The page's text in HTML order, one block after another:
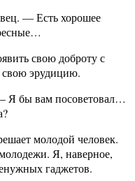
— Есть хорошее
свою доброту с
свою эрудицию.
бы вам посоветовал…
молодой человек.
Я, наверное,
гаджетов.